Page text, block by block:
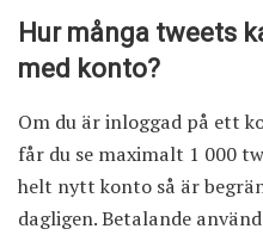
Hur många tweets
med konto?
Om du är inloggad på ett
får du se maximalt 1 000
helt nytt konto så är
dagligen. Betalande